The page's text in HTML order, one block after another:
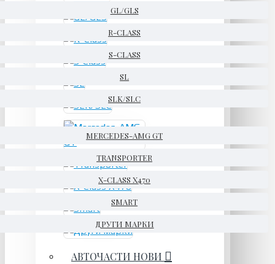
GL/GLS
R-CLASS
S-CLASS
SL
SLK/SLC
MERCEDES-AMG GT
TRANSPORTER
X-CLASS X470
SMART
ДРУГИ МАРКИ
АВТОЧАСТИ НОВИ